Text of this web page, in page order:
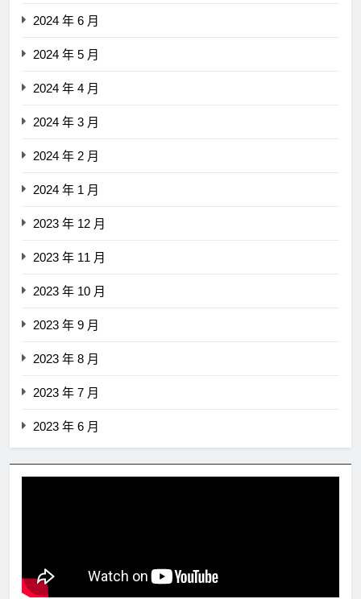
2024 年 6 月
2024 年 5 月
2024 年 4 月
2024 年 3 月
2024 年 2 月
2024 年 1 月
2023 年 12 月
2023 年 11 月
2023 年 10 月
2023 年 9 月
2023 年 8 月
2023 年 7 月
2023 年 6 月